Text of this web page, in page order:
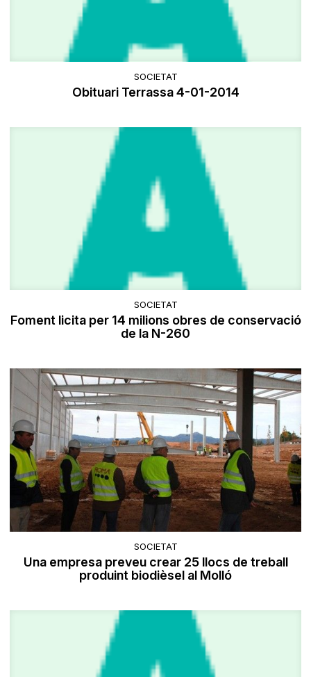
SOCIETAT
Obituari Terrassa 4-01-2014
SOCIETAT
Foment licita per 14 milions obres de conservació
de la N-260
SOCIETAT
Una empresa preveu crear 25 llocs de treball
produint biodièsel al Molló